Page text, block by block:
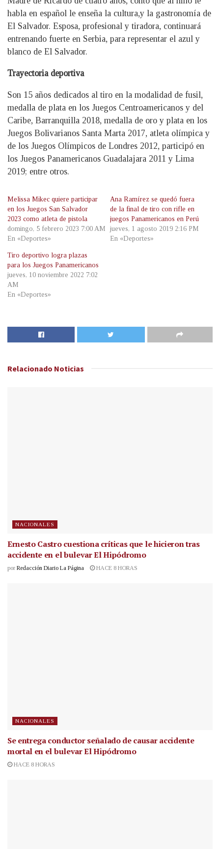
habla en español le enseña la cultura,y la gastronomía de
El Salvador. Esposa, profesional y tiradora, continuará
entrenando fuerte en Serbia, para representar el azul y
blanco de El Salvador.
Trayectoria deportiva
Son 15 años dedicados al tiro en la modalidad de fusil,
medalla de plata en los Juegos Centroamericanos y del
Caribe, Barranquilla 2018, medalla de oro y plata en los
Juegos Bolivarianos Santa Marta 2017, atleta olímpica y
de los Juegos Olímpicos de Londres 2012, participó en
los Juegos Panamericanos Guadalajara 2011 y Lima
2019; entre otros.
Melissa Mikec quiere participar
en los Juegos San Salvador
2023 como atleta de pistola
domingo, 5 febrero 2023 7:00 AM
En «Deportes»
Ana Ramírez se quedó fuera
de la final de tiro con rifle en
juegos Panamericanos en Perú
jueves, 1 agosto 2019 2:16 PM
En «Deportes»
Tiro deportivo logra plazas
para los Juegos Panamericanos
jueves, 10 noviembre 2022 7:02
AM
En «Deportes»
Relacionado Noticias
NACIONALES
Ernesto Castro cuestiona críticas que le hicieron tras
accidente en el bulevar El Hipódromo
por Redacción Diario La Página HACE 8 HORAS
NACIONALES
Se entrega conductor señalado de causar accidente
mortal en el bulevar El Hipódromo
HACE 8 HORAS